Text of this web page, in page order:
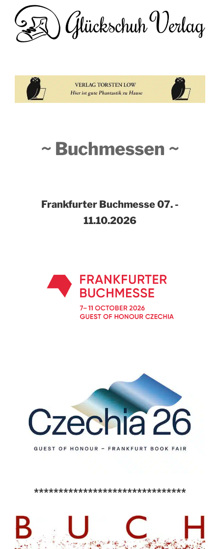
~ Buchmessen ~
Frankfurter Buchmesse07. -
11.10.2026
*******************************